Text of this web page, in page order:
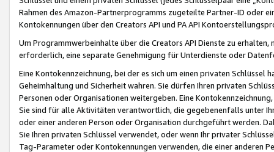
Rahmen des Amazon-Partnerprogramms zugeteilte Partner-ID oder
Kontokennungen über den Creators API und PA API
Um Programmwerbeinhalte über die Creators API Dienste zu
erforderlich, eine separate Genehmigung für Unterdienste oder
Eine Kontokennzeichnung, bei der es sich um einen privaten
Geheimhaltung und Sicherheit wahren. Sie dürfen Ihren privaten
Personen oder Organisationen weitergeben. Eine
Sie sind für alle Aktivitäten verantwortlich, die gegebenenfalls unter
oder einer anderen Person oder Organisation durchgeführt werden.
Sie Ihren privaten Schlüssel verwendet, oder wenn Ihr privater
Tag-Parameter oder Kontokennungen verwenden, die einer anderen